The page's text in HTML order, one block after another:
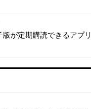
版が定期購読できるアプリ